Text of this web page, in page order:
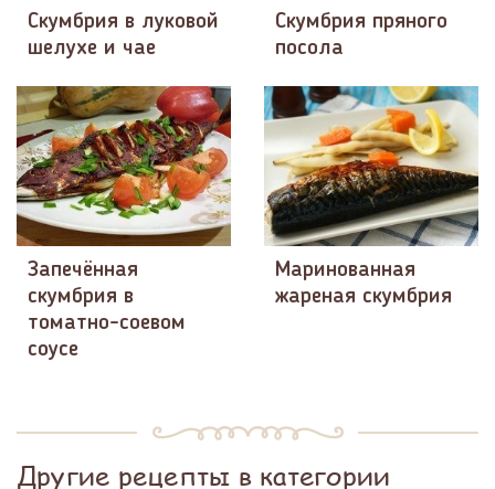
Скумбрия в луковой
шелухе и чае
Скумбрия пряного
посола
Запечённая
скумбрия в
томатно-соевом
соусе
Маринованная
жареная скумбрия
Другие рецепты в категории